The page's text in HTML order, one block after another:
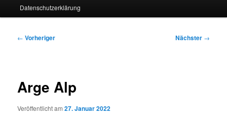
Datenschutzerklärung
Beitragsnavigation
← Vorheriger Nächster →
Arge Alp
Veröffentlicht am27. Januar 2022